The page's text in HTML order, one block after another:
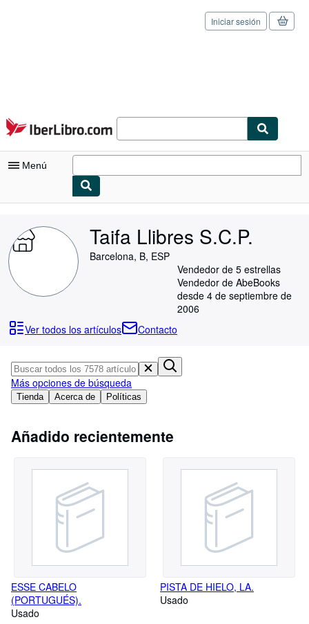
Pasar al contenido principal
IberLibro.com
Iniciar sesión
Menú
Consultar mis pedidos
Búsqueda avanzada
Libros antiguos
Arte y coleccionismo
Vendedores
Comenzar a vender
Ayuda
Taifa Llibres S.C.P.
Barcelona, B, ESP
Vendedor de 5 estrellas
Vendedor de AbeBooks
desde 4 de septiembre de
2006
Ver todos los artículos
Contacto
Tienda Acerca de Políticas
Más opciones de búsqueda
Añadido recientemente
ESSE CABELO
(PORTUGUÉS).
Usado
PISTA DE HIELO, LA.
Usado